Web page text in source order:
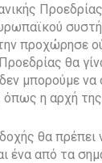
προχώρησε
θα
μπορούμε να
η αρχή της
θα πρέπει
ένα από τα